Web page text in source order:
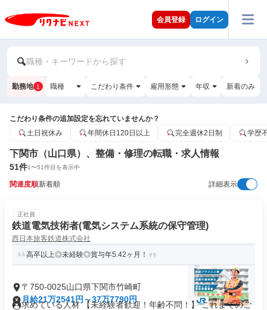
会員登録 ログイン
職種・キーワードから探す
勤務地 1 職種 こだわり条件 雇用形態 年収 新着のみ
こだわり条件の追加設定を忘れていませんか？
土日祝休み
年間休日120日以上 完全週休2日制 学歴
下関市（山口県）、整備・修理の転職・求人情報
51件1〜51件目を表示中
関連度順新着順 詳細表示
正社員
鉄道電気技術者(電気システム系統の保守管理)
西日本旅客鉄道株式会社
高卒以上◎未経験◎賞与年5.42ヶ月！
〒750-0025山口県下関市竹崎町
月給21万2541円～37万7790円
求めている人材 【未経験者歓迎！年齢不問！】 これまでのご